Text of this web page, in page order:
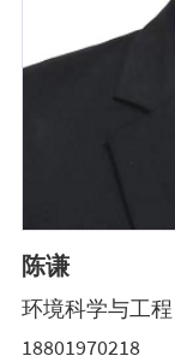
陈谦
环境科学与工程
18801970218